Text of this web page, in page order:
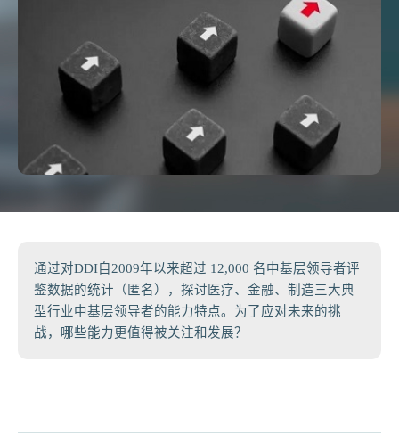
通过对DDI自2009年以来超过 12,000 名中基层领导者评
鉴数据的统计（匿名），探讨医疗、金融、制造三大典
型行业中基层领导者的能力特点。为了应对未来的挑
战，哪些能力更值得被关注和发展？